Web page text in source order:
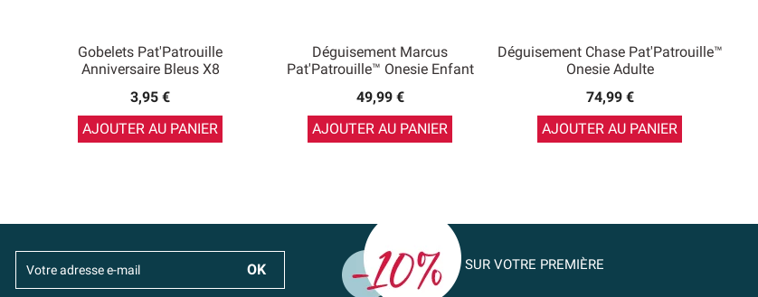
Gobelets Pat'Patrouille
Anniversaire Bleus X8
3,95 €
AJOUTER AU PANIER
Déguisement Marcus
Pat'Patrouille™ Onesie Enfant
49,99 €
AJOUTER AU PANIER
Déguisement Chase Pat'Patrouille™
Onesie Adulte
74,99 €
AJOUTER AU PANIER
SUR VOTRE PREMIÈRE